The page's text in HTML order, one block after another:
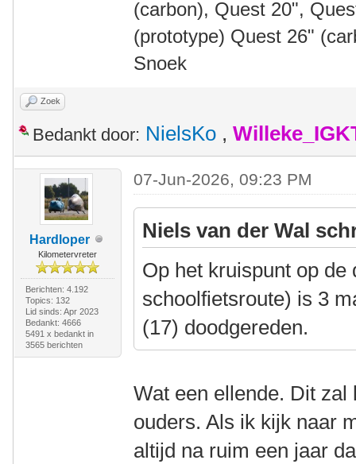
(carbon), Quest 20",
(prototype) Quest 26"
Snoek
Zoek
Bedankt door: NielsKo ,
Hardloper
Kilometervreter
Berichten: 4.192
Topics: 132
Lid sinds: Apr 2023
Bedankt: 4666
5491 x bedankt in
3565 berichten
07-Jun-2026, 09:23 PM
Niels van der Wal
Op het kruispunt op
schoolfietsroute) is 3
(17) doodgereden.
Wat een ellende. Dit
ouders. Als ik kijk naar
altijd na ruim een jaar